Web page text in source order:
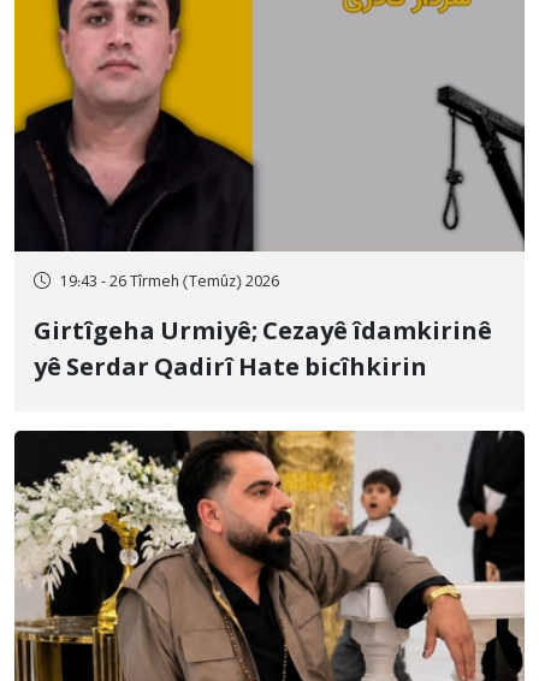
19:43 - 26 Tîrmeh (Temûz) 2026
Girtîgeha Urmiyê; Cezayê îdamkirinê
yê Serdar Qadirî Hate bicîhkirin